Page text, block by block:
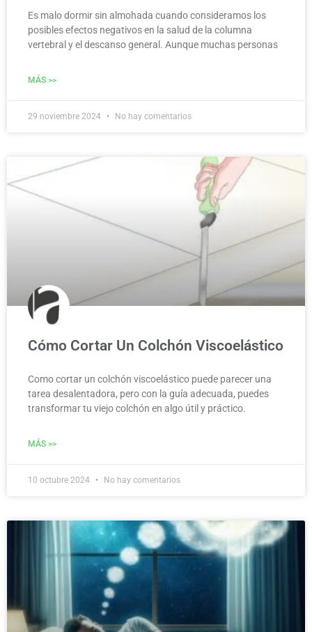
Es malo dormir sin almohada cuando consideramos los
posibles efectos negativos en la salud de la columna
vertebral y el descanso general. Aunque muchas personas
MÁS >>
29 noviembre 2024 No hay comentarios
Cómo Cortar Un Colchón Viscoelástico
Como cortar un colchón viscoelástico puede parecer una
tarea desalentadora, pero con la guía adecuada, puedes
transformar tu viejo colchón en algo útil y práctico.
MÁS >>
10 octubre 2024 No hay comentarios